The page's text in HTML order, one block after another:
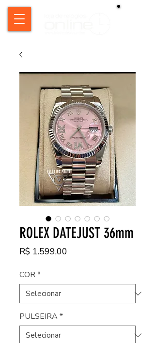
ROLEX DATEJUST 36mm
R$ 1.599,00
COR*
PULSEIRA*